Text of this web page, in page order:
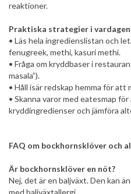
reaktioner.
Praktiska strategier i vardagen
• Läs hela ingredienslistan och
fenugreek, methi, kasuri methi.
• Fråga om kryddbaser i
masala”).
• Håll isär redskap hemma för att
• Skanna varor med eatesmap
kryddingredienser och jämföra
FAQ om bockhornsklöver och
Är bockhornsklöver en nöt?
Nej, det är en baljväxt. Den kan
med baljväxtallergi.